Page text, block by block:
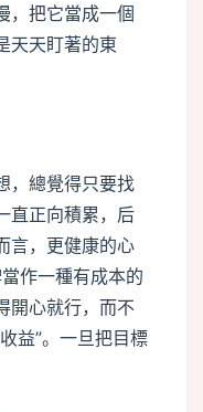
，把它當成一個
天天盯著的東
，總覺得只要找
直正向積累，后
言，更健康的心
作一種有成本的
開心就行，而不
益”。一旦把目標